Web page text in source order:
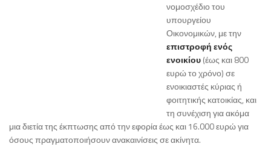
νομοσχέδιο του
υπουργείου
Οικονομικών, με την
επιστροφή ενός
ενοικίου(έως και 800
ευρώ το χρόνο) σε
ενοικιαστές κύριας ή
φοιτητικής κατοικίας, και
τη συνέχιση για ακόμα
μια διετία της έκπτωσης από την εφορία έως και 16.000 ευρώ για
όσους πραγματοποιήσουν ανακαινίσεις σε ακίνητα.